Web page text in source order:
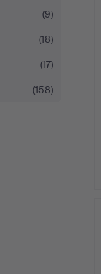
(9)
(18)
(17)
(158)